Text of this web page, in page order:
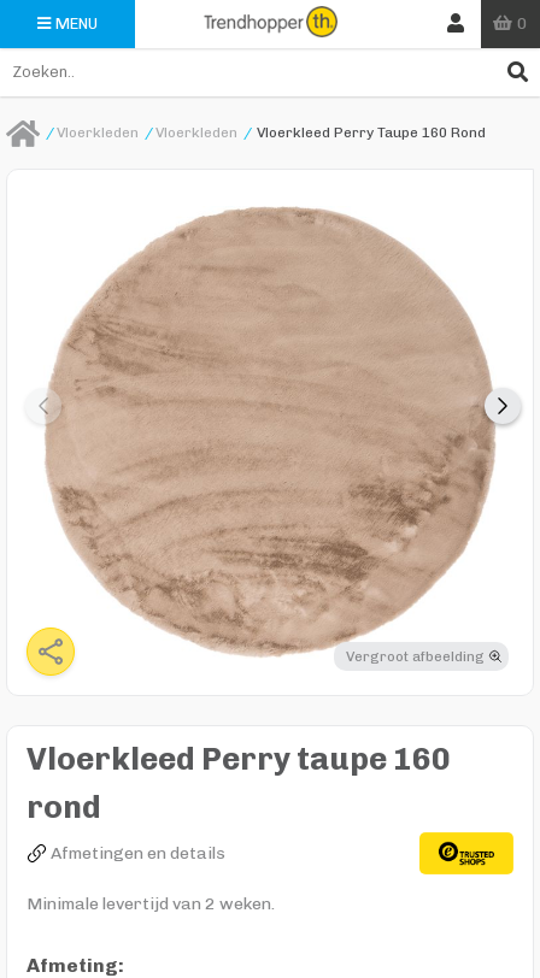
MENU 0
/Vloerkleden /Vloerkleden / Vloerkleed Perry Taupe 160 Rond
Vergroot afbeelding
Vloerkleed Perry taupe 160
rond
Afmetingen en details
Minimale levertijd van 2 weken.
Afmeting: